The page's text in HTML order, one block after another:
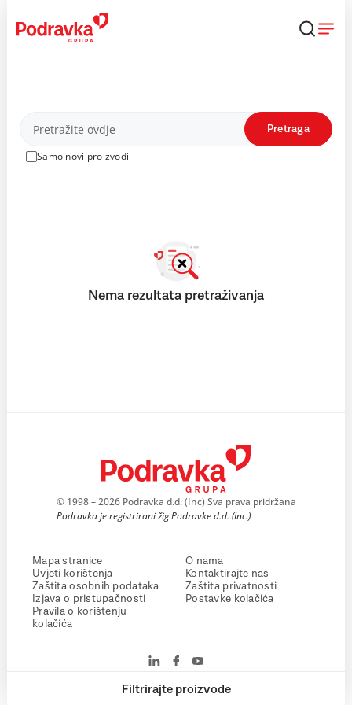
content
Proizvodi
Samo novi proizvodi
Pretraga
Filtrirajte proizvode
Nema rezultata pretraživanja
© 1998 – 2026 Podravka d.d. (Inc) Sva prava pridržana
Podravka je registrirani žig Podravke d.d. (Inc.)
Mapa stranice
Uvjeti korištenja
Zaštita osobnih podataka
Izjava o pristupačnosti
Pravila o korištenju
kolačića
O nama
Kontaktirajte nas
Zaštita privatnosti
Postavke kolačića